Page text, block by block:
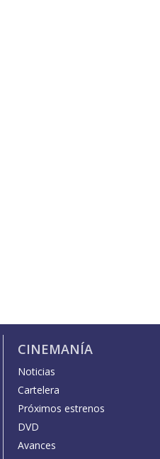
CINEMANÍA
Noticias
Cartelera
Próximos estrenos
DVD
Avances